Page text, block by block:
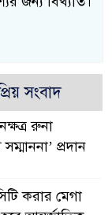
সংবাদ
রুনা
প্রদান
করার মেগা